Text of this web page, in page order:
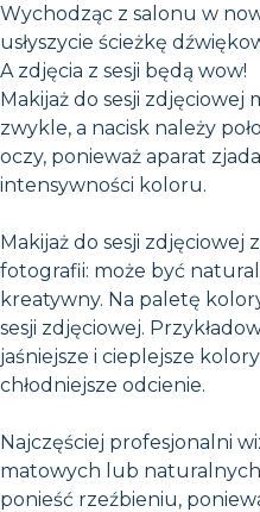
Wychodząc z salonu w
usłyszycie ścieżkę
A zdjęcia z sesji będą wow!
Makijaż do sesji zdjęciowej
zwykle, a nacisk należy
oczy, ponieważ aparat
intensywności koloru.
Makijaż do sesji
fotografii: może być
kreatywny. Na paletę
sesji zdjęciowej.
jaśniejsze i cieplejsze
chłodniejsze odcienie.
Najczęściej profesjonalni
matowych lub naturalnych
ponieść rzeźbieniu,